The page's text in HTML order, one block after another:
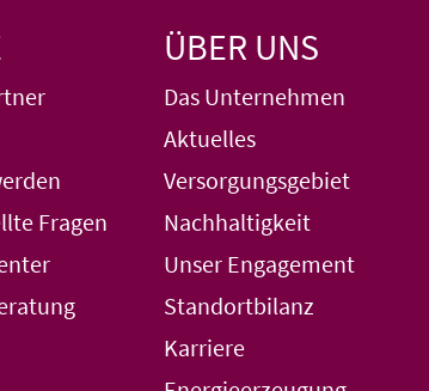
Fragen
ÜBER UNS
Das Unternehmen
Aktuelles
Versorgungsgebiet
Nachhaltigkeit
Unser Engagement
Standortbilanz
Karriere